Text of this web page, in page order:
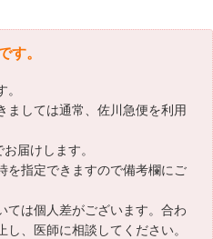
す。
ましては通常、佐川急便を利用
届けします。
を指定できますので備考欄にご
ては個人差がございます。合わ
、医師に相談してください。